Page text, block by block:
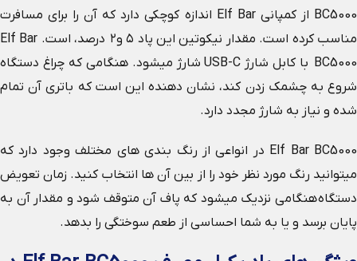
BC5000 از کمپانی Elf Bar اندازه کوچکی دارد که آن را برای مسافرت
مناسب کرده است. مقدار نیکوتین این پاد ۵ و۲ درصد، است. Elf Bar
BC5000 با کابل شارژ USB-C شارژ میشود. هنگامی که چراغ دستگاه
شروع به چشمک زدن کند، نشان دهنده این است که باتری آن تمام
شده و نیاز به شارژ مجدد دارد.
Elf Bar BC5000 در انواعی از رنگ بندی های مختلف وجود دارد که
میتوانید رنگ مورد نظر خود را از بین آن ها انتخاب کنید. زمان تعویض
دستگاه هنگامی نزدیک میشود که پاف آن متوقف شود و مقدار آن به
پایان برسد و یا به شما احساسی از طعم سوختگی را بدهد.